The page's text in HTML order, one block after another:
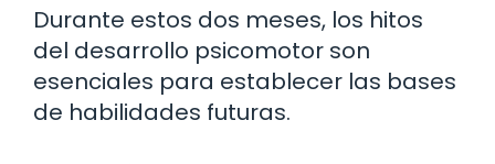
Durante estos dos meses, los hitos
del desarrollo psicomotor son
esenciales para establecer las bases
de habilidades futuras.